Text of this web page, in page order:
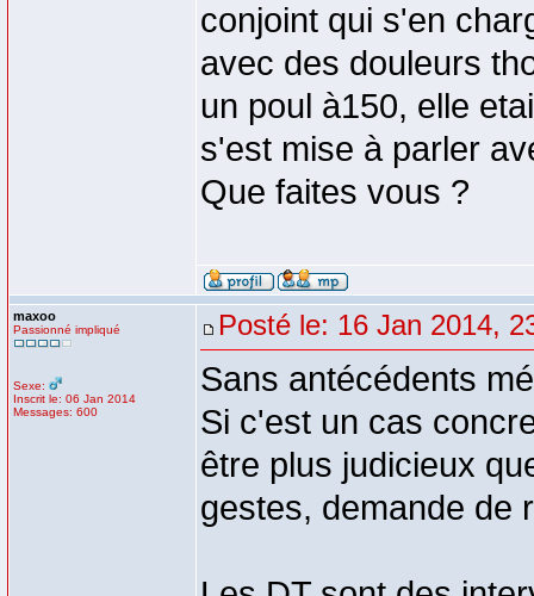
conjoint qui s'en
avec des douleurs
un poul à150, elle
s'est mise à parler
Que faites vous ?
maxoo
Passionné impliqué
Sexe:
Inscrit le: 06 Jan 2014
Messages: 600
Posté le: 16 Jan 2014,
Sans antécédents
Si c'est un cas
être plus judicieux
gestes, demande de